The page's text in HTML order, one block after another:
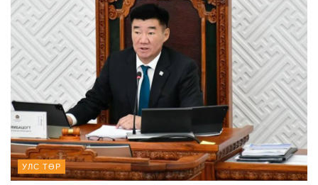
УЛС ТӨР